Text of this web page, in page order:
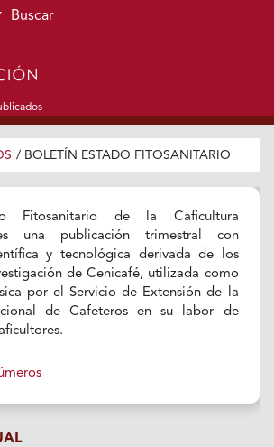
principal
sitio
Buscar
/ BOLETÍN ESTADO FITOSANITARIO
Fitosanitario de la Caficultura
una publicación trimestral con
y tecnológica derivada de los
de Cenicafé, utilizada como
por el Servicio de Extensión de la
de Cafeteros en su labor de